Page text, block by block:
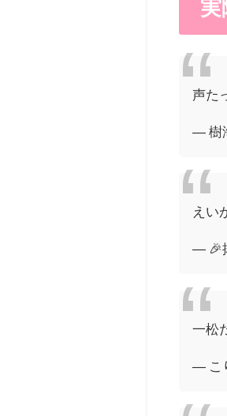
実
声た
— 樹
えい
— 🎉
一松
— こ